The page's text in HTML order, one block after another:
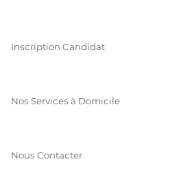
Inscription Candidat
Nos Services à Domicile
Nous Contacter